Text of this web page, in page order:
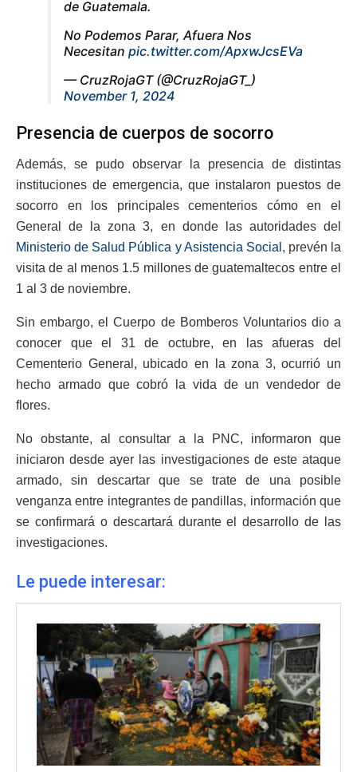
de Guatemala.
No Podemos Parar, Afuera Nos
Necesitan pic.twitter.com/ApxwJcsEVa
— CruzRojaGT (@CruzRojaGT_)
November 1, 2024
Presencia de cuerpos de socorro
Además, se pudo observar la presencia de distintas
instituciones de emergencia, que instalaron puestos de
socorro en los principales cementerios cómo en el
General de la zona 3, en donde las autoridades del
Ministerio de Salud Pública y Asistencia Social , prevén la
visita de al menos 1.5 millones de guatemaltecos entre el
1 al 3 de noviembre.
Sin embargo, el Cuerpo de Bomberos Voluntarios dio a
conocer que el 31 de octubre, en las afueras del
Cementerio General, ubicado en la zona 3, ocurrió un
hecho armado que cobró la vida de un vendedor de
flores.
No obstante, al consultar a la PNC, informaron que
iniciaron desde ayer las investigaciones de este ataque
armado, sin descartar que se trate de una posible
venganza entre integrantes de pandillas, información que
se confirmará o descartará durante el desarrollo de las
investigaciones.
Le puede interesar: